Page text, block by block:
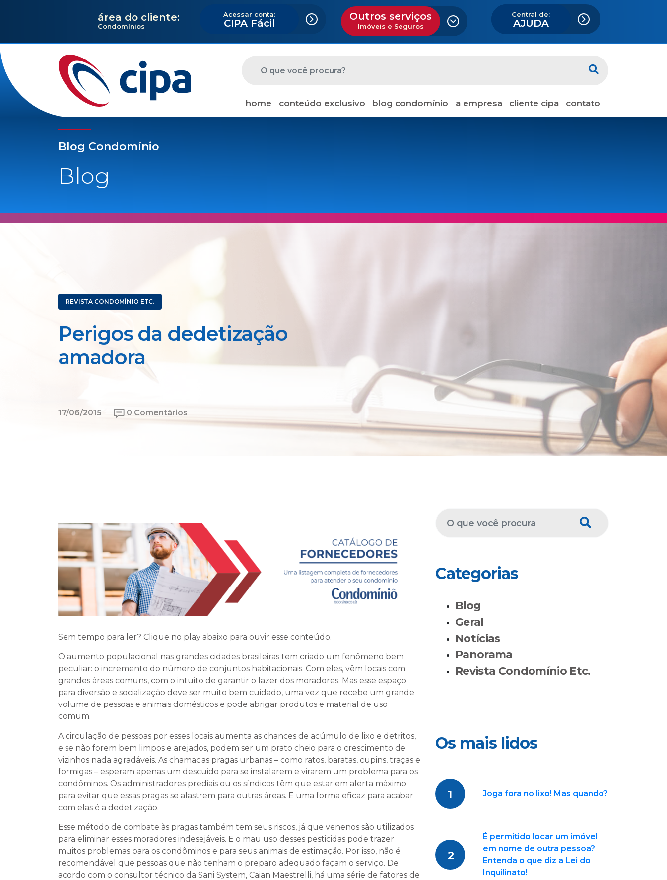
área do cliente:
Condomínios
Acessar conta:
CIPA Fácil
Outros serviços
Imóveis e Seguros
Central de:
AJUDA
home conteúdo exclusivo blog condomínio a empresa cliente cipa contato
Blog Condomínio
Blog
REVISTA CONDOMÍNIO ETC.
Perigos da dedetização
amadora
17/06/2015 0 Comentários
Sem tempo para ler? Clique no play abaixo para ouvir esse conteúdo.
O aumento populacional nas grandes cidades brasileiras tem criado um fenômeno bem
peculiar: o incremento do número de conjuntos habitacionais. Com eles, vêm locais com
grandes áreas comuns, com o intuito de garantir o lazer dos moradores. Mas esse espaço
para diversão e socialização deve ser muito bem cuidado, uma vez que recebe um grande
volume de pessoas e animais domésticos e pode abrigar produtos e material de uso
comum.
A circulação de pessoas por esses locais aumenta as chances de acúmulo de lixo e detritos,
e se não forem bem limpos e arejados, podem ser um prato cheio para o crescimento de
vizinhos nada agradáveis. As chamadas pragas urbanas – como ratos, baratas, cupins, traças e
formigas – esperam apenas um descuido para se instalarem e virarem um problema para os
condôminos. Os administradores prediais ou os síndicos têm que estar em alerta máximo
para evitar que essas pragas se alastrem para outras áreas. E uma forma eficaz para acabar
com elas é a dedetização.
Esse método de combate às pragas também tem seus riscos, já que venenos são utilizados
para eliminar esses moradores indesejáveis. E o mau uso desses pesticidas pode trazer
muitos problemas para os condôminos e para seus animais de estimação. Por isso, não é
recomendável que pessoas que não tenham o preparo adequado façam o serviço. De
acordo com o consultor técnico da Sani System, Caian Maestrelli, há uma série de fatores de
Categorias
Blog
Geral
Notícias
Panorama
Revista Condomínio Etc.
Os mais lidos
1 Joga fora no lixo! Mas quando?
2
É permitido locar um imóvel
em nome de outra pessoa?
Entenda o que diz a Lei do
Inquilinato!